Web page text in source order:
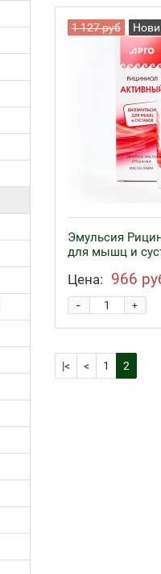
1 127 руб
Эмульсия
для мышц и
Цена: 966
+
-
|< < 1 2